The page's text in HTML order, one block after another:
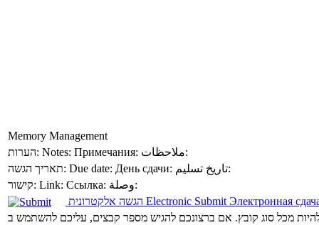
Memory Management
הערות: Notes: Примечания:
ملاحظات:
תאריך הגשה: Due date: День сдачи:
تاريخ تسليم:
קישור: Link: Ссылка:
وصلة:
Electronic Submit Электронная